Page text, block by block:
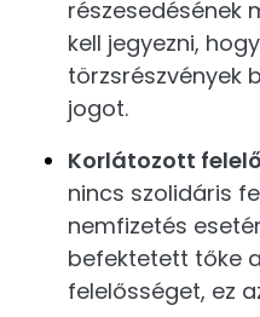
részesedésének
kell jegyezni,
törzsrészvények
jogot.
Korlátozott
nincs szolidáris
nemfizetés
befektetett tőke
felelősséget, ez